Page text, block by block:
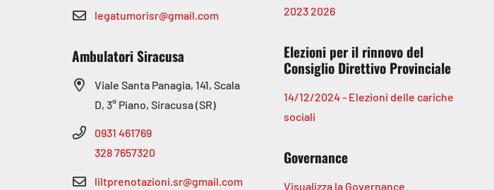
legatumorisr@gmail.com
Ambulatori Siracusa
Viale Santa Panagia, 141, Scala
D, 3° Piano, Siracusa (SR)
0931 461769
328 7657320
liltprenotazioni.sr@gmail.com
20232026
Elezioni per il rinnovo del
Consiglio Direttivo Provinciale
14/12/2024 - Elezioni delle cariche
sociali
Governance
Visualizza la Governance